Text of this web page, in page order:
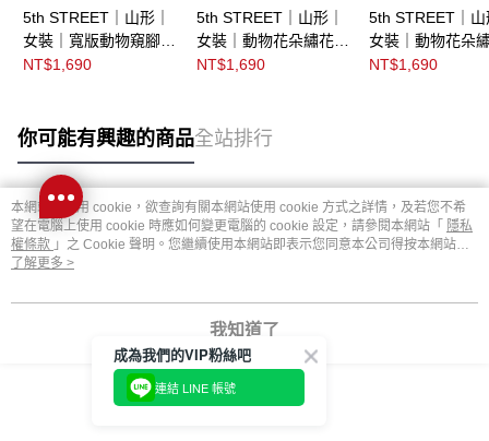
5th STREET｜山形｜
女裝｜寬版動物窺腳繡
花短袖T恤｜紫色
NT$1,690
5th STREET｜山形｜
女裝｜動物花朵繡花短
袖T恤｜綠色
NT$1,690
5th STREET｜山
女裝｜動物花朵
袖T恤｜淺灰
NT$1,690
你可能有興趣的商品全站排行
熱門標籤
本網站中使用 cookie，欲查詢有關本網站使用 cookie 方式之詳情，及若您不希
望在電腦上使用 cookie 時應如何變更電腦的 cookie 設定，請參閱本網站「 隱私
權條款 」之 Cookie 聲明。您繼續使用本網站即表示您同意本公司得按本網站使
用條款之 Cookie 聲明使用 cookie。
了解更多 >
我知道了
成為我們的VIP粉絲吧
連結 LINE 帳號